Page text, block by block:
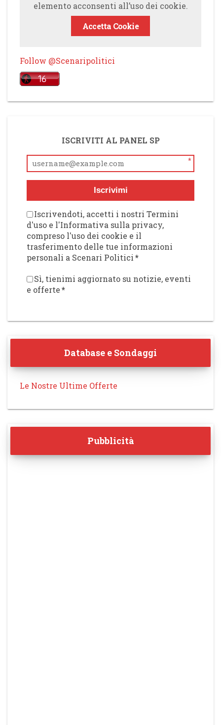
elemento acconsenti all’uso dei cookie.
Accetta Cookie
Follow @Scenaripolitici
ISCRIVITI AL PANEL SP
*
Iscrivimi
Iscrivendoti, accetti i nostri Termini
d'uso e l'Informativa sulla privacy,
compreso l'uso dei cookie e il
trasferimento delle tue informazioni
personali a Scenari Politici*
Sì, tienimi aggiornato su notizie, eventi
e offerte*
Database e Sondaggi
Le Nostre Ultime Offerte
Pubblicità